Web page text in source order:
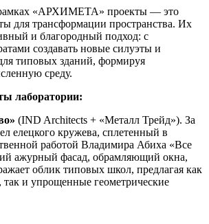
«АРХИМЕТА» проекты — это
для трансформации пространства. Их
и благородный подход: с
создавать новые силуэты и
типовых зданий, формируя
среду.
лаборатории:
(IND Architects + «Металл Трейд»). За
елецкого кружева, сплетенный в
работой Владимира Абиха «Все
ажурный фасад, обрамляющий окна,
облик типовых школ, предлагая как
и упрощенные геометрические